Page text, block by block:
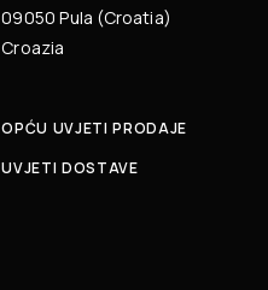
09050 Pula (Croatia)
Croazia
OPĆU UVJETI PRODAJE
UVJETI DOSTAVE